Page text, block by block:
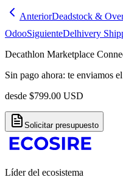
AnteriorDeadstock &
OdooSiguienteDelhivery
Decathlon Marketplace
Sin pago ahora: te enviamos
desde $799.00 USD
Solicitar presupuesto
Líder del ecosistema